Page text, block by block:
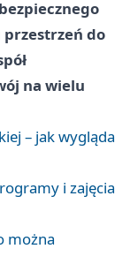
do
na wielu
– jak wygląda
i zajęcia
można